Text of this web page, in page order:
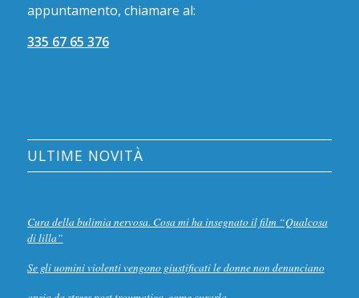
appuntamento, chiamare al:
335 67 65 376
ULTIME NOVITÀ
Cura della bulimia nervosa. Cosa mi ha insegnato il film “Qualcosa
di lilla”
Se gli uomini violenti vengono giustificati le donne non denunciano